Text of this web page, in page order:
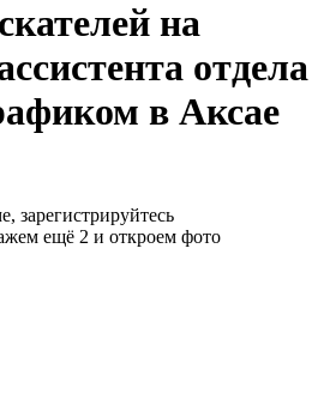
на
отдела
в Аксае
зарегистрируйтесь
ещё 2 и откроем фото